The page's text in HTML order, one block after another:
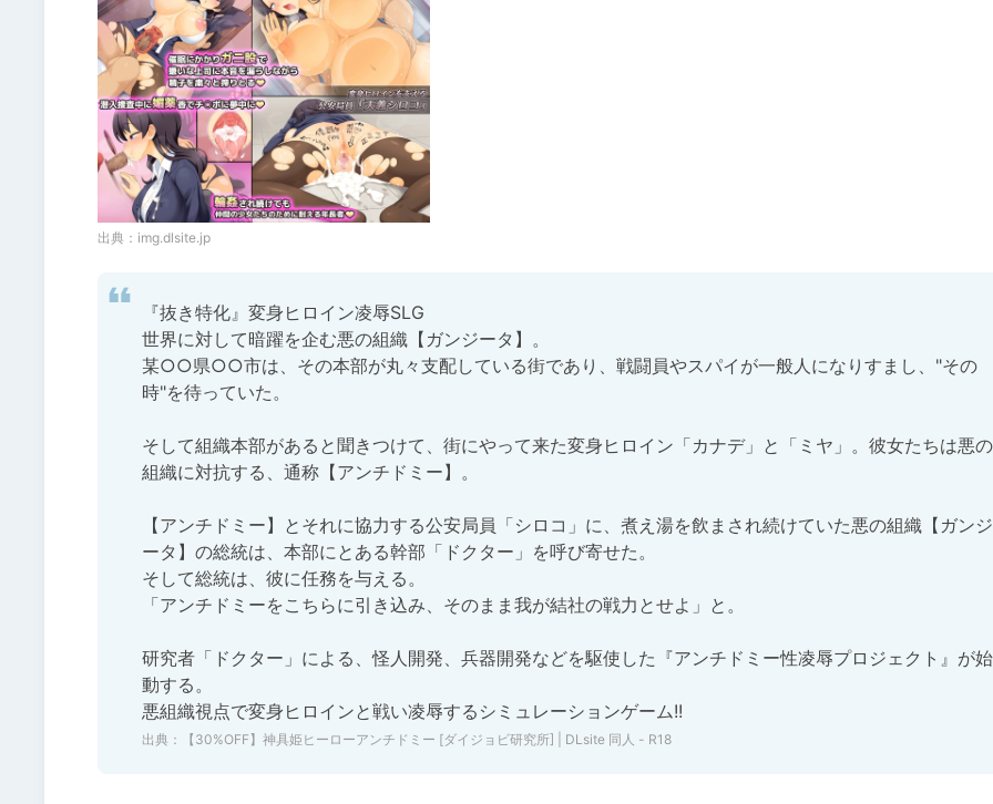
出典： img.dlsite.jp
『抜き特化』変身ヒロイン凌辱SLG
世界に対して暗躍を企む悪の組織【ガンジータ】。
某○○県○○市は、その本部が丸々支配している街であり、戦闘員やスパイが一般人になりすまし、"その
時"を待っていた。
そして組織本部があると聞きつけて、街にやって来た変身ヒロイン「カナデ」と「ミヤ」。彼女たちは悪の
組織に対抗する、通称【アンチドミー】。
【アンチドミー】とそれに協力する公安局員「シロコ」に、煮え湯を飲まされ続けていた悪の組織【ガンジ
ータ】の総統は、本部にとある幹部「ドクター」を呼び寄せた。
そして総統は、彼に任務を与える。
「アンチドミーをこちらに引き込み、そのまま我が結社の戦力とせよ」と。
研究者「ドクター」による、怪人開発、兵器開発などを駆使した『アンチドミー性凌辱プロジェクト』が始
動する。
悪組織視点で変身ヒロインと戦い凌辱するシミュレーションゲーム!!
出典： 【30%OFF】神具姫ヒーローアンチドミー [ダイジョビ研究所] | DLsite 同人 - R18